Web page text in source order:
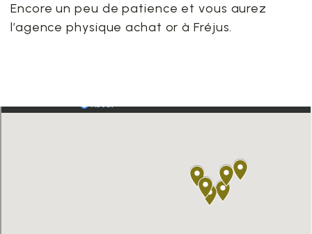
Encore un peu de patience et vous aurez
l’agence physique achat or à Fréjus.